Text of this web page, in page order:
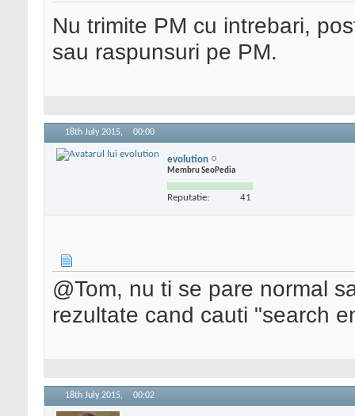
Nu trimite PM cu intrebari,
sau raspunsuri pe PM.
18th July 2015, 00:00
evolution
Membru SeoPedia
Reputatie: 41
@Tom, nu ti se pare normal
rezultate cand cauti "search
18th July 2015, 00:02